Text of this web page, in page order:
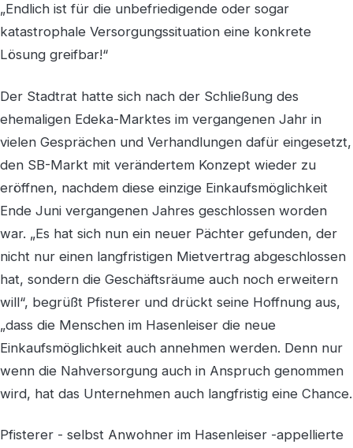
„Endlich ist für die unbefriedigende oder sogar
katastrophale Versorgungssituation eine konkrete
Lösung greifbar!“
Der Stadtrat hatte sich nach der Schließung des
ehemaligen Edeka-Marktes im vergangenen Jahr in
vielen Gesprächen und Verhandlungen dafür eingesetzt,
den SB-Markt mit verändertem Konzept wieder zu
eröffnen, nachdem diese einzige Einkaufsmöglichkeit
Ende Juni vergangenen Jahres geschlossen worden
war. „Es hat sich nun ein neuer Pächter gefunden, der
nicht nur einen langfristigen Mietvertrag abgeschlossen
hat, sondern die Geschäftsräume auch noch erweitern
will“, begrüßt Pfisterer und drückt seine Hoffnung aus,
„dass die Menschen im Hasenleiser die neue
Einkaufsmöglichkeit auch annehmen werden. Denn nur
wenn die Nahversorgung auch in Anspruch genommen
wird, hat das Unternehmen auch langfristig eine Chance.
Pfisterer - selbst Anwohner im Hasenleiser -appellierte